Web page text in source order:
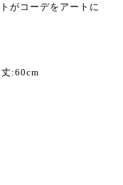
がコーデをアートに
:60cm